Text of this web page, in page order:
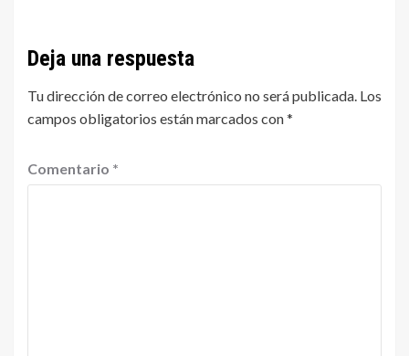
Deja una respuesta
Tu dirección de correo electrónico no será publicada. Los
campos obligatorios están marcados con*
Comentario *